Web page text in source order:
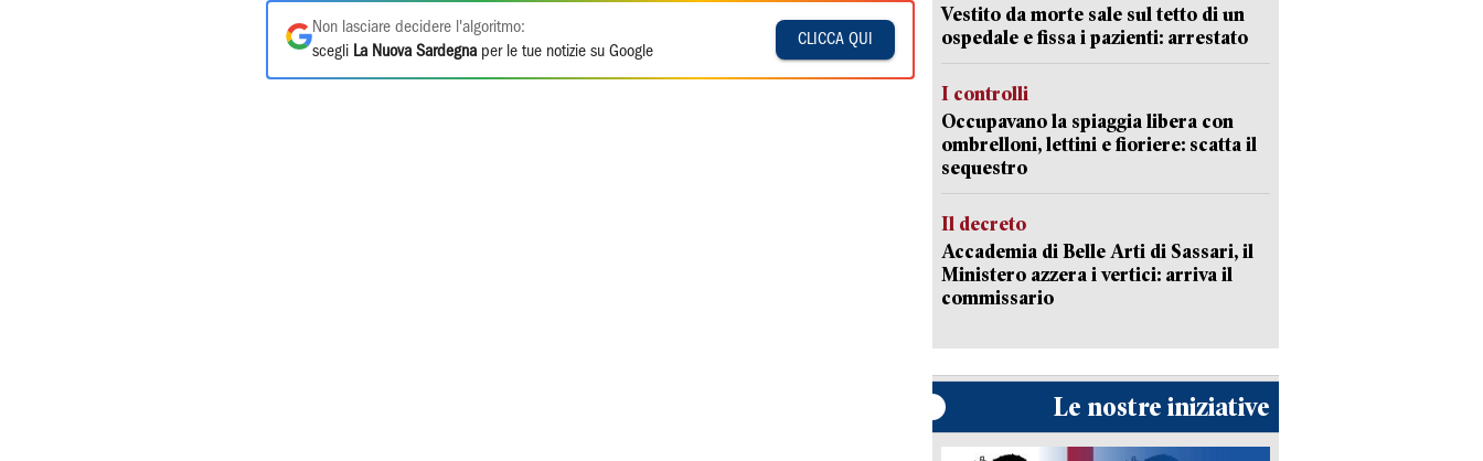
Non lasciare decidere l'algoritmo:
scegli La Nuova Sardegna per le tue notizie su Google
CLICCA QUI
Vestito da morte sale sul tetto di un
ospedale e fissa i pazienti: arrestato
I controlli
Occupavano la spiaggia libera con
ombrelloni, lettini e fioriere: scatta il
sequestro
Il decreto
Accademia di Belle Arti di Sassari, il
Ministero azzera i vertici: arriva il
commissario
Le nostre iniziative